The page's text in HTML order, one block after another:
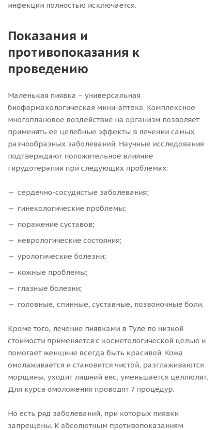
инфекции полностью исключается.
Показания и
противопоказания к
проведению
Маленькая пиявка – универсальная
биофармакологическая мини-аптека. Комплексное
многоплановое воздействие на организм позволяет
применять ее целебные эффекты в лечении самых
разнообразных заболеваний. Научные исследования
подтверждают положительное влияние
гирудотерапии при следующих проблемах:
сердечно-сосудистые заболевания;
гинекологические проблемы;
поражение суставов;
неврологические состояния;
урологические болезни;
кожные проблемы;
глазные болезни;
головные, спинные, суставные, позвоночные боли.
Кроме того, лечение пиявками в Туле по низкой
стоимости применяется с косметологической целью и
помогает женщине всегда быть красивой. Кожа
омолаживается и становится чистой, разглаживаются
морщины, уходит лишний вес, уменьшается целлюлит.
Для курса омоложения проводят 7 процедур.
Но есть ряд заболеваний, при которых пиявки
запрещены. К абсолютным противопоказаниям